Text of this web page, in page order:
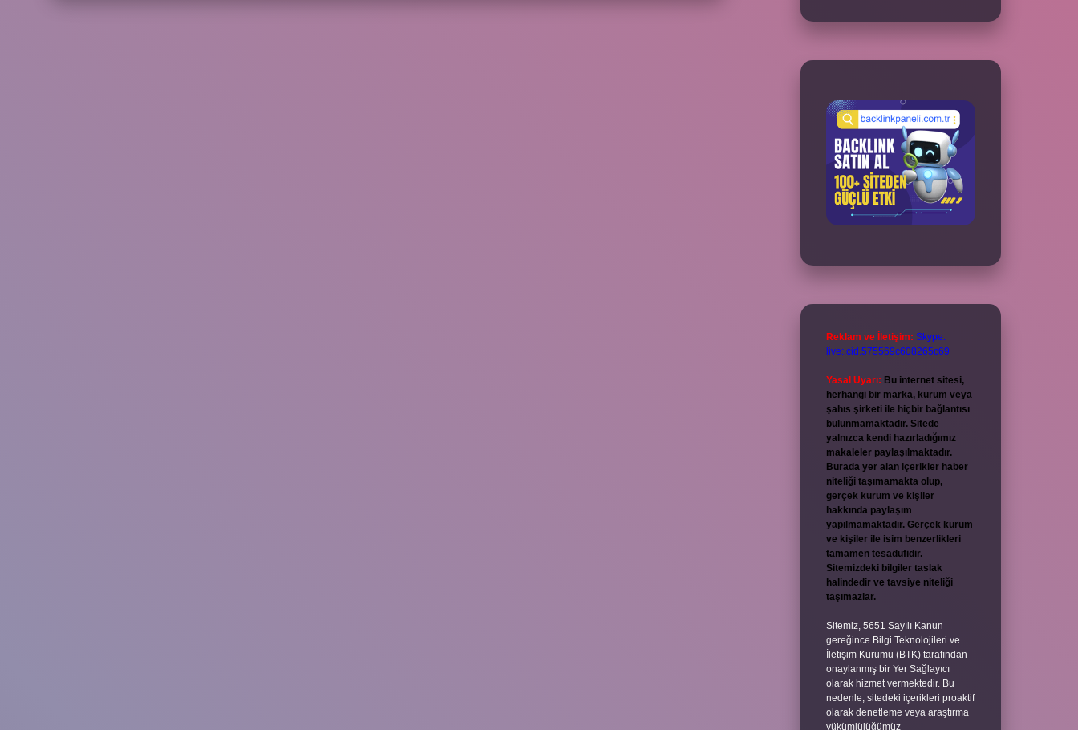
Reklam ve İletişim: Skype:
live:.cid.575569c608265c69
Yasal Uyarı: Bu internet sitesi,
herhangi bir marka, kurum veya
şahıs şirketi ile hiçbir bağlantısı
bulunmamaktadır. Sitede
yalnızca kendi hazırladığımız
makaleler paylaşılmaktadır.
Burada yer alan içerikler haber
niteliği taşımamakta olup,
gerçek kurum ve kişiler
hakkında paylaşım
yapılmamaktadır. Gerçek kurum
ve kişiler ile isim benzerlikleri
tamamen tesadüfidir.
Sitemizdeki bilgiler taslak
halindedir ve tavsiye niteliği
taşımazlar.
Sitemiz, 5651 Sayılı Kanun
gereğince Bilgi Teknolojileri ve
İletişim Kurumu (BTK) tarafından
onaylanmış bir Yer Sağlayıcı
olarak hizmet vermektedir. Bu
nedenle, sitedeki içerikleri proaktif
olarak denetleme veya araştırma
yükümlülüğümüz